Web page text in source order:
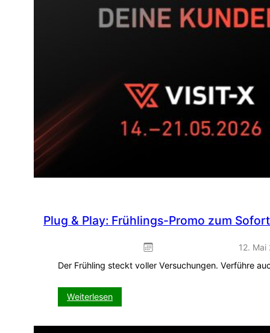
Plug & Play: Frühlings-Promo zum
12. Mai
Der Frühling steckt voller Versuchungen. Verführe
Weiterlesen:
Plug